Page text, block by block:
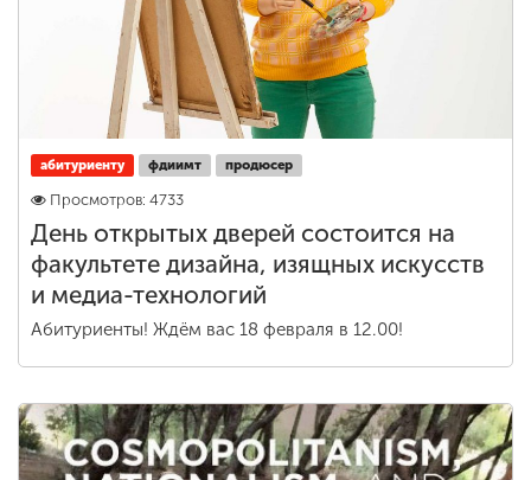
абитуриенту фдиимт продюсер
Просмотров: 4733
День открытых дверей состоится на
факультете дизайна, изящных искусств
и медиа-технологий
Абитуриенты! Ждём вас 18 февраля в 12.00!